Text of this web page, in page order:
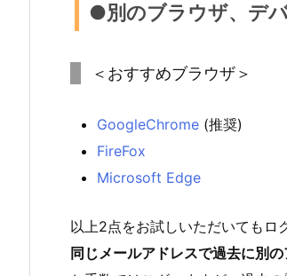
●別のブラウザ、デ
＜おすすめブラウザ＞
GoogleChrome (推奨)
FireFox
Microsoft Edge
以上2点をお試しいただいてもロ
同じメールアドレスで過去に別